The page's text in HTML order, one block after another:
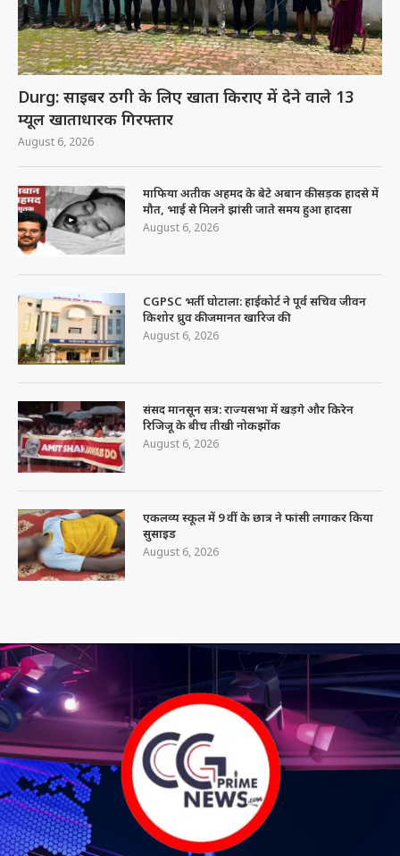
Durg: साइबर ठगी के लिए खाता किराए में देने वाले 13
म्यूल खाताधारक गिरफ्तार
August 6, 2026
माफिया अतीक अहमद के बेटे अबान की सड़क हादसे में
मौत, भाई से मिलने झांसी जाते समय हुआ हादसा
August 6, 2026
CGPSC भर्ती घोटाला: हाईकोर्ट ने पूर्व सचिव जीवन
किशोर ध्रुव की जमानत खारिज की
August 6, 2026
संसद मानसून सत्र: राज्यसभा में खड़गे और किरेन
रिजिजू के बीच तीखी नोकझोंक
August 6, 2026
एकलव्य स्कूल में 9 वीं के छात्र ने फांसी लगाकर किया
सुसाइड
August 6, 2026